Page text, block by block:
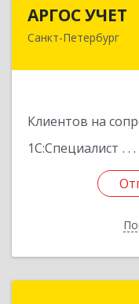
АРГОС УЧЕТ
Санкт-Петербург
Клиентов на
1С:Специалист
196191,